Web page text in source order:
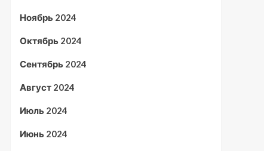
Ноябрь 2024
Октябрь 2024
Сентябрь 2024
Август 2024
Июль 2024
Июнь 2024